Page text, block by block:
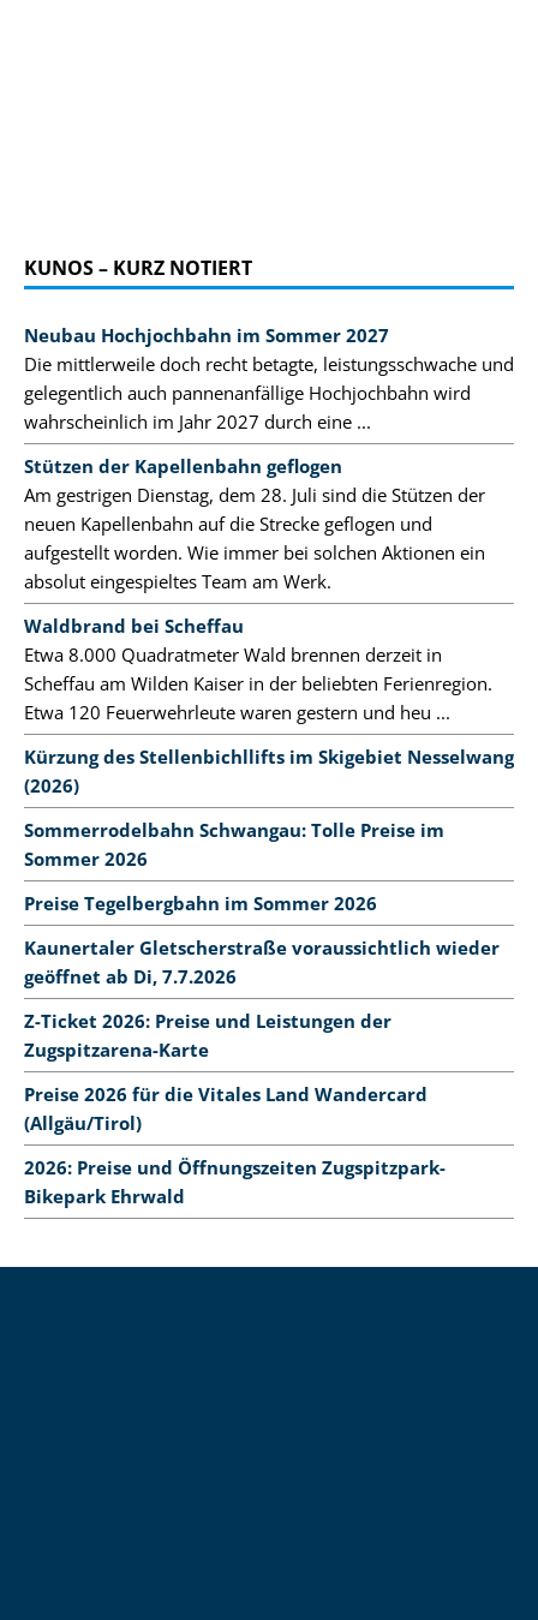
KUNOS – KURZ NOTIERT
Neubau Hochjochbahn im Sommer 2027
Die mittlerweile doch recht betagte, leistungsschwache und
gelegentlich auch pannenanfällige Hochjochbahn wird
wahrscheinlich im Jahr 2027 durch eine ...
Stützen der Kapellenbahn geflogen
Am gestrigen Dienstag, dem 28. Juli sind die Stützen der
neuen Kapellenbahn auf die Strecke geflogen und
aufgestellt worden. Wie immer bei solchen Aktionen ein
absolut eingespieltes Team am Werk.
Waldbrand bei Scheffau
Etwa 8.000 Quadratmeter Wald brennen derzeit in
Scheffau am Wilden Kaiser in der beliebten Ferienregion.
Etwa 120 Feuerwehrleute waren gestern und heu ...
Kürzung des Stellenbichllifts im Skigebiet Nesselwang
(2026)
Sommerrodelbahn Schwangau: Tolle Preise im
Sommer 2026
Preise Tegelbergbahn im Sommer 2026
Kaunertaler Gletscherstraße voraussichtlich wieder
geöffnet ab Di, 7.7.2026
Z-Ticket 2026: Preise und Leistungen der
Zugspitzarena-Karte
Preise 2026 für die Vitales Land Wandercard
(Allgäu/Tirol)
2026: Preise und Öffnungszeiten Zugspitzpark-
Bikepark Ehrwald